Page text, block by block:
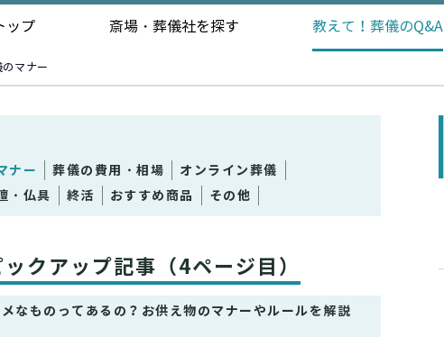
ップ 斎場・葬儀社を探す 教えて！ 葬儀のQ&A
のマナー
ナー 葬儀の費用・相場
オンライン葬儀
・仏具 終活 おすすめ商品 その他
クアップ記事（4ページ目）
なものってあるの？お供え物のマナーやルールを解説